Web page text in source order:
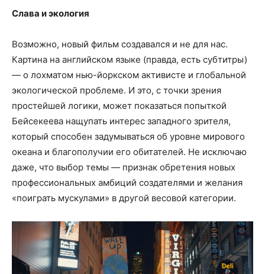
Слава и экология
Возможно, новый фильм создавался и не для нас.
Картина на английском языке (правда, есть субтитры)
— о лохматом нью-йоркском активисте и глобальной
экологической проблеме. И это, с точки зрения
простейшей логики, может показаться попыткой
Бейсекеева нащупать интерес западного зрителя,
который способен задумываться об уровне мирового
океана и благополучии его обитателей. Не исключаю
даже, что выбор темы — признак обретения новых
профессиональных амбиций создателями и желания
«поиграть мускулами» в другой весовой категории.